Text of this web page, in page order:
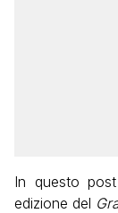
In questo
edizione del